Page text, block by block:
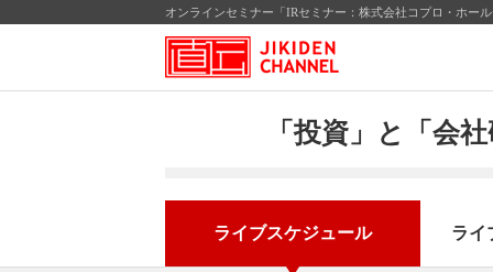
オンラインセミナー「IRセミナー：株式会社コプロ・ホー
「投資」と「会
ライブスケジュール ライ